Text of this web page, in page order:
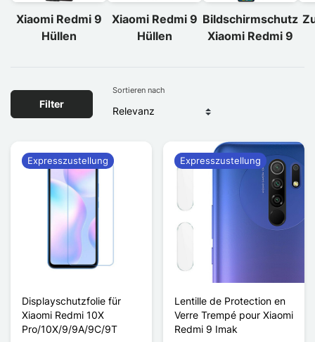
Xiaomi Redmi 9
Hüllen
Xiaomi Redmi 9
Hüllen
Bildschirmschutz
Xiaomi Redmi 9
Filter
Sortieren nach
Displayschutzfolie für
Xiaomi Redmi 10X
Pro/10X/9/9A/9C/9T
Expresszustellung
Lentille de Protection en
Verre Trempé pour Xiaomi
Redmi 9 Imak
Expresszustellung